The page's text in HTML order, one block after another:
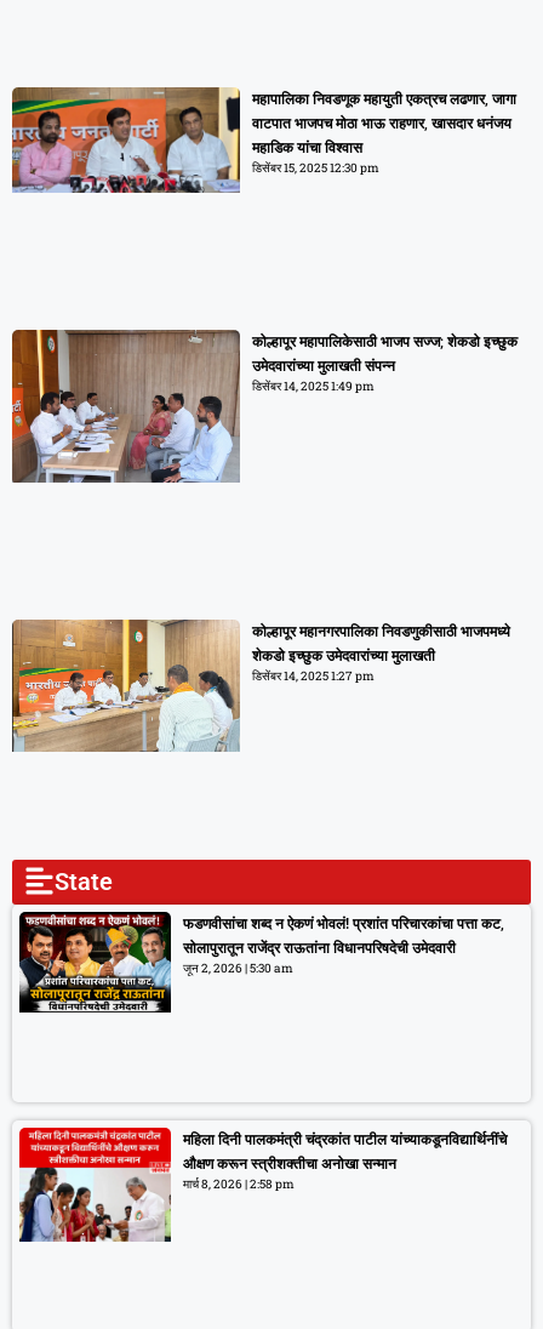
महापालिका निवडणूक महायुती एकत्रच लढणार, जागा
वाटपात भाजपच मोठा भाऊ राहणार, खासदार धनंजय
महाडिक यांचा विश्वास
डिसेंबर 15, 202512:30 pm
कोल्हापूर महापालिकेसाठी भाजप सज्ज; शेकडो इच्छुक
उमेदवारांच्या मुलाखती संपन्न
डिसेंबर 14, 20251:49 pm
कोल्हापूर महानगरपालिका निवडणुकीसाठी भाजपमध्ये
शेकडो इच्छुक उमेदवारांच्या मुलाखती
डिसेंबर 14, 20251:27 pm
State
फडणवीसांचा शब्द न ऐकणं भोवलं! प्रशांत परिचारकांचा पत्ता कट,
सोलापुरातून राजेंद्र राऊतांना विधानपरिषदेची उमेदवारी
जून 2, 2026 5:30 am
महिला दिनी पालकमंत्री चंद्रकांत पाटील यांच्याकडूनविद्यार्थिनींचे
औक्षण करून स्त्रीशक्तीचा अनोखा सन्मान
मार्च 8, 2026 2:58 pm